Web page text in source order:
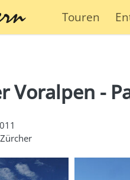
Touren
Voralpen -